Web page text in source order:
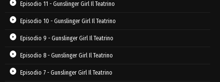
Episodio 11 - Gunslinger Girl Il Teatrino
Episodio 10 - Gunslinger Girl Il Teatrino
Episodio 9 - Gunslinger Girl Il Teatrino
Episodio 8 - Gunslinger Girl Il Teatrino
Episodio 7 - Gunslinger Girl Il Teatrino